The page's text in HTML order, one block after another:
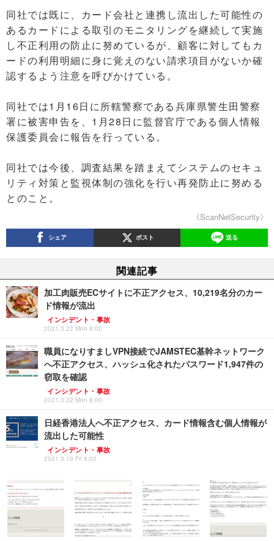
同社では既に、カード会社と連携し流出した可能性の
あるカードによる取引のモニタリングを継続して実施
し不正利用の防止に努めているが、顧客に対してもカ
ードの利用明細に身に覚えのない請求項目がないか確
認するよう注意を呼びかけている。
同社では1月16日に所轄警察である兵庫県警生田警察
署に被害申告を、1月28日に監督官庁である個人情報
保護委員会に報告を行っている。
同社では今後、調査結果を踏まえてシステムのセキュ
リティ対策と監視体制の強化を行い再発防止に努める
とのこと。
《ScanNetSecurity》
シェア ポスト 送る
関連記事
加工肉販売ECサイトに不正アクセス、10,219名分のカー
ド情報が流出
インシデント・事故
2021.3.22 Mon 8:00
職員になりすましVPN接続でJAMSTEC基幹ネットワーク
へ不正アクセス、ハッシュ化されたパスワード1,947件の
窃取を確認
インシデント・事故
2021.3.22 Mon 8:00
日経香港法人へ不正アクセス、カード情報含む個人情報が
流出した可能性
インシデント・事故
2021.3.19 Fri 8:00